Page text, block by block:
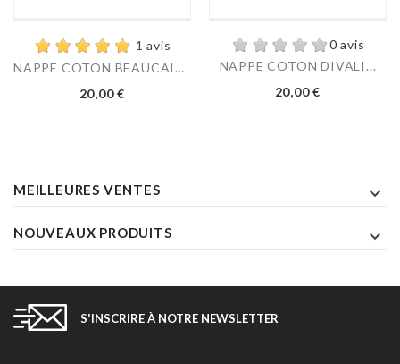
1 avis
NAPPE COTON BEAUCAIRE...
Prix
20,00 €
0 avis
NAPPE COTON DIVALI...
Prix
20,00 €
MEILLEURES VENTES 
NOUVEAUX PRODUITS 
S'INSCRIRE À NOTRE NEWSLETTER